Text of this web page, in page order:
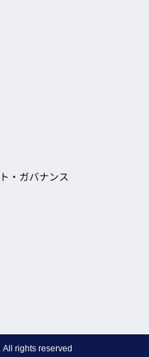
・ガバナンス
All rights reserved